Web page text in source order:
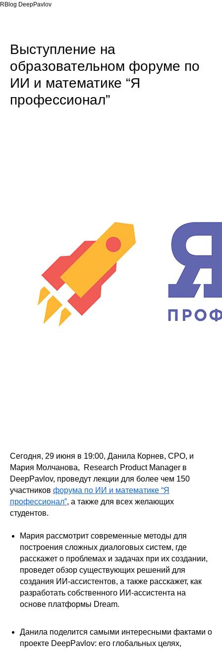
RBlog DeepPavlov
Выступление на
образовательном форуме по
ИИ и математике “Я
профессионал”
Сегодня, 29 июня в 19:00, Данила Корнев, CPO, и
Мария Молчанова, Research Product Manager в
DeepPavlov, проведут лекции для более чем 150
участников форума по ИИ и математике “Я
профессионал”, а также для всех желающих
студентов.
Мария рассмотрит современные методы для
построения сложных диалоговых систем, где
расскажет о проблемах и задачах при их создании,
проведет обзор существующих решений для
создания ИИ-ассистентов, а также расскажет, как
разработать собственного ИИ-ассистента на
основе платформы Dream.
Данила поделится самыми интересными фактами о
проекте DeepPavlov: его глобальных целях,